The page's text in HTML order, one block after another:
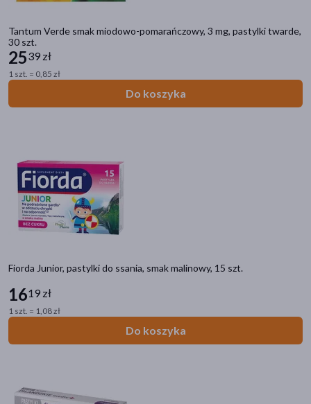
Tantum Verde smak miodowo-pomarańczowy, 3 mg, pastylki twarde,
30 szt.
2539 zł
1 szt. = 0,85 zł
Do koszyka
Fiorda Junior, pastylki do ssania, smak malinowy, 15 szt.
1619 zł
1 szt. = 1,08 zł
Do koszyka